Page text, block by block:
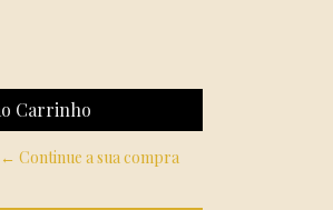
← Continue a sua compra